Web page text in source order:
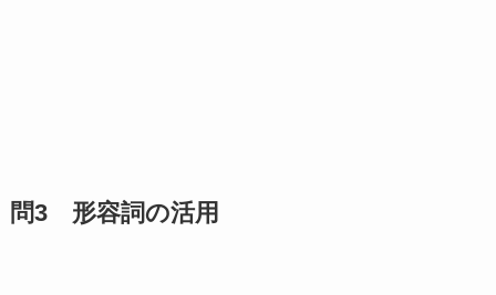
問3 形容詞の活用